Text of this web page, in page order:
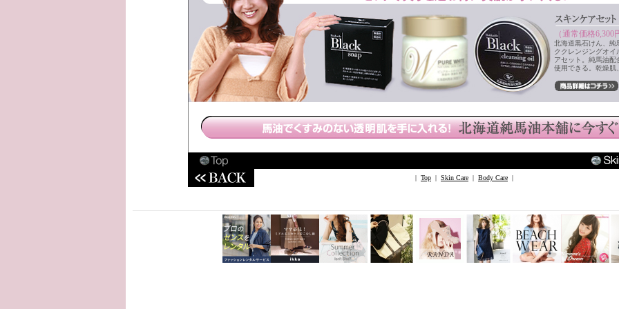
（通常価格6,300
北海道黒石けん、純
ククレンジングオ
アセット。純馬油
使用できる。乾燥肌
| Top | Skin Care | Body Care |